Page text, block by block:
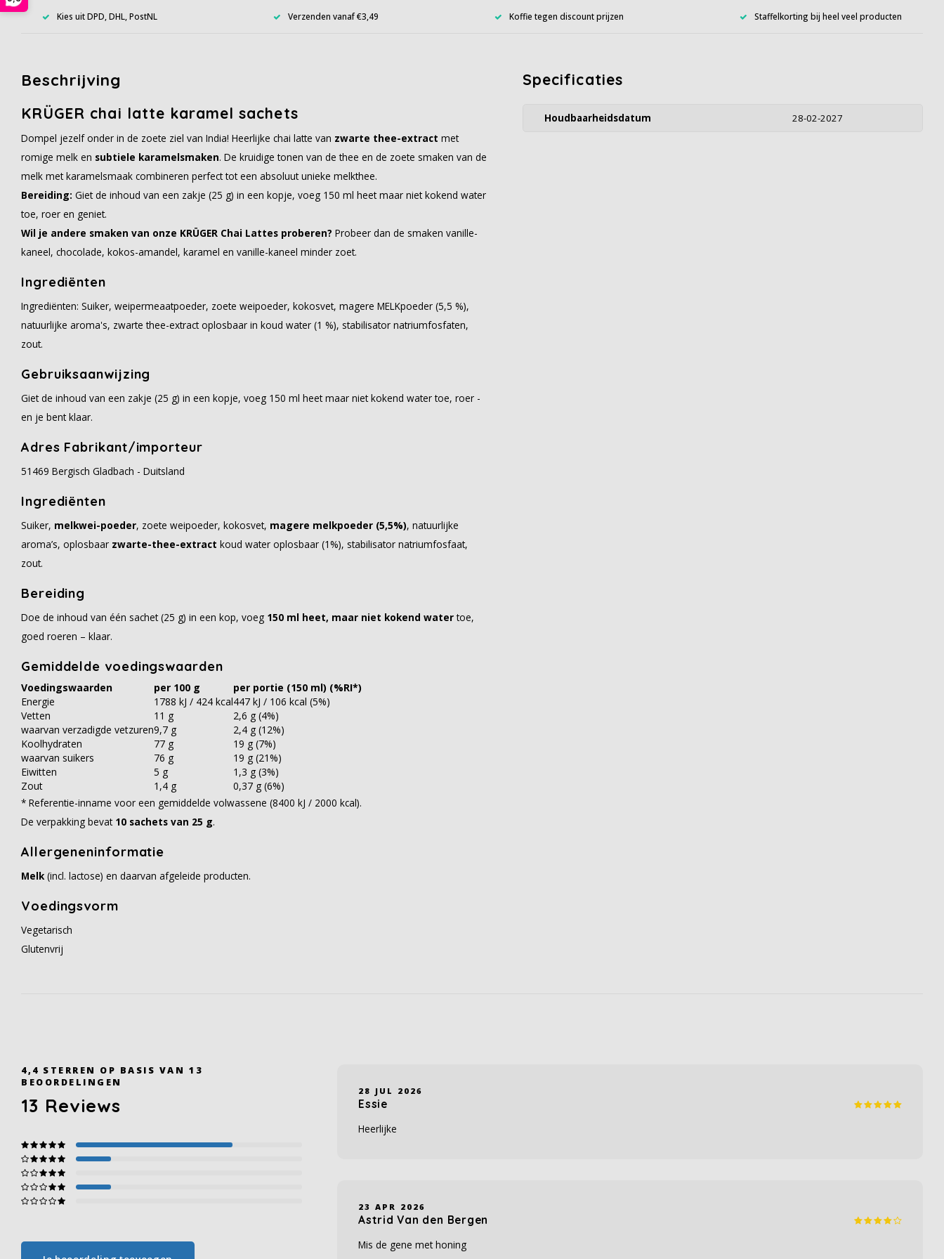
Kies uit DPD, DHL, PostNL Verzenden vanaf €3,49 Koffie tegen discount prijzen Staffelkorting bij heel veel producten
Beschrijving
KRÜGER chai latte karamel sachets
Dompel jezelf onder in de zoete ziel van India! Heerlijke chai latte van zwarte thee-extract met
romige melk en subtiele karamelsmaken. De kruidige tonen van de thee en de zoete smaken van de
melk met karamelsmaak combineren perfect tot een absoluut unieke melkthee.
Bereiding: Giet de inhoud van een zakje (25 g) in een kopje, voeg 150 ml heet maar niet kokend water
toe, roer en geniet.
Wil je andere smaken van onze KRÜGER Chai Lattes proberen? Probeer dan de smaken vanille-
kaneel, chocolade, kokos-amandel, karamel en vanille-kaneel minder zoet.
Ingrediënten
Ingrediënten: Suiker, weipermeaatpoeder, zoete weipoeder, kokosvet, magere MELKpoeder (5,5 %),
natuurlijke aroma's, zwarte thee-extract oplosbaar in koud water (1 %), stabilisator natriumfosfaten,
zout.
Gebruiksaanwijzing
Giet de inhoud van een zakje (25 g) in een kopje, voeg 150 ml heet maar niet kokend water toe, roer -
en je bent klaar.
Adres Fabrikant/importeur
51469 Bergisch Gladbach - Duitsland
Ingrediënten
Suiker, melkwei-poeder, zoete weipoeder, kokosvet, magere melkpoeder (5,5%), natuurlijke
aroma’s, oplosbaar zwarte-thee-extract koud water oplosbaar (1%), stabilisator natriumfosfaat,
zout.
Bereiding
Doe de inhoud van één sachet (25 g) in een kop, voeg 150 ml heet, maar niet kokend watertoe,
goed roeren – klaar.
Gemiddelde voedingswaarden
Voedingswaarden per 100 g
per portie (150 ml) (%RI*)
Energie
1788 kJ / 424 kcal447 kJ / 106 kcal (5%)
Vetten
11 g
2,6 g (4%)
waarvan verzadigde vetzuren9,7 g
2,4 g (12%)
Koolhydraten
77 g
19 g (7%)
waarvan suikers
76 g
19 g (21%)
Eiwitten
5 g
1,3 g (3%)
Zout
1,4 g
0,37 g (6%)
* Referentie-inname voor een gemiddelde volwassene (8400 kJ / 2000 kcal).
De verpakking bevat 10 sachets van 25 g.
Allergeneninformatie
Melk(incl. lactose) en daarvan afgeleide producten.
Voedingsvorm
Vegetarisch
Glutenvrij
Specificaties
Houdbaarheidsdatum 28-02-2027
4,4 STERREN OP BASIS VAN13
BEOORDELINGEN
13 Reviews
28 JUL 2026
Essie
Heerlijke
23 APR 2026
Astrid Van den Bergen
Mis de gene met honing